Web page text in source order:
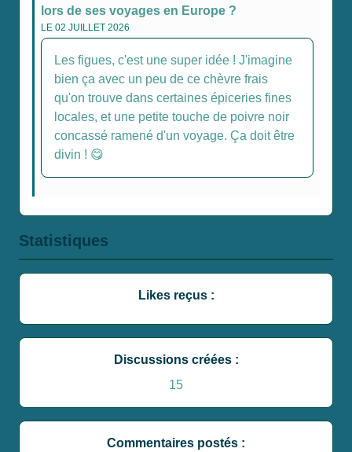
lors de ses voyages en Europe ?
LE 02 JUILLET 2026
Les figues, c'est une super idée ! J'imagine
bien ça avec un peu de ce chèvre frais
qu'on trouve dans certaines épiceries fines
locales, et une petite touche de poivre noir
concassé ramené d'un voyage. Ça doit être
divin ! 😋
Statistiques
Likes reçus :
Discussions créées :
15
Commentaires postés :